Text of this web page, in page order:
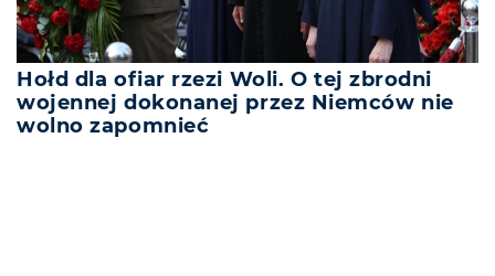
Hołd dla ofiar rzezi Woli. O tej zbrodni
wojennej dokonanej przez Niemców nie
wolno zapomnieć